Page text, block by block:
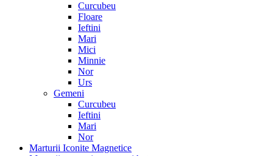
Curcubeu
Floare
Ieftini
Mari
Mici
Minnie
Nor
Urs
Gemeni
Curcubeu
Ieftini
Mari
Nor
Marturii Iconite Magnetice